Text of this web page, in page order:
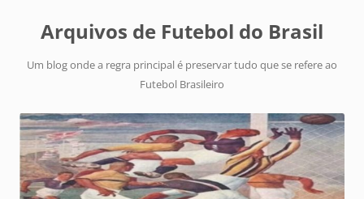
Arquivos de Futebol do Brasil
Um blog onde a regra principal é preservar tudo que se refere ao
Futebol Brasileiro